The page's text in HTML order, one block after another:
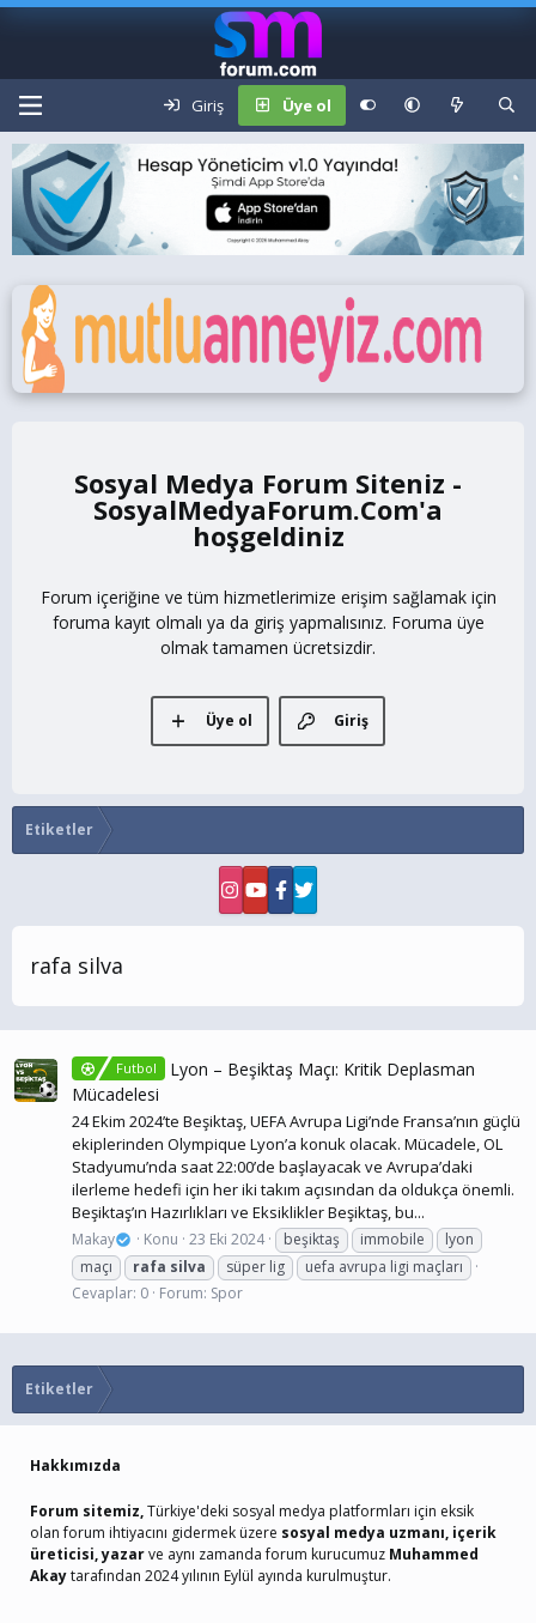
Giriş Üye ol
Sosyal Medya Forum Siteniz -
SosyalMedyaForum.Com
Forum içeriğine ve tüm hizmetlerimize erişim sağlamak için
foruma kayıt olmalı ya da giriş yapmalısınız. Foruma üye
olmak tamamen ücretsizdir.
Giriş
Üye ol
Etiketler
rafa silva
Futbol
Lyon – Beşiktaş Maçı: Kritik Deplasman
Mücadelesi
24 Ekim 2024’te Beşiktaş, UEFA Avrupa Ligi’nde Fransa’nın güçlü
ekiplerinden Olympique Lyon’a konuk olacak. Mücadele, OL
Stadyumu’nda saat 22:00’de başlayacak ve Avrupa’daki
ilerleme hedefi için her iki takım açısından da oldukça önemli.
Beşiktaş’ın Hazırlıkları ve Eksiklikler Beşiktaş, bu...
Makay Konu 23 Eki 2024 beşiktaş immobile
lyon
maçı
rafa silva süper lig
uefa avrupa ligi maçları
Cevaplar: 0 Forum: Spor
Etiketler
Hakkımızda
Forum sitemiz,Türkiye'deki sosyal medya platformları için eksik
olan forum ihtiyacını gidermek üzere sosyal medya uzmanı, içerik
üreticisi, yazarve aynı zamanda forum kurucumuz Muhammed
Akaytarafından 2024 yılının Eylül ayında kurulmuştur.